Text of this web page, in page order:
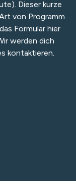
Dieser kurze
von Programm
Formular hier
werden dich
kontaktieren.